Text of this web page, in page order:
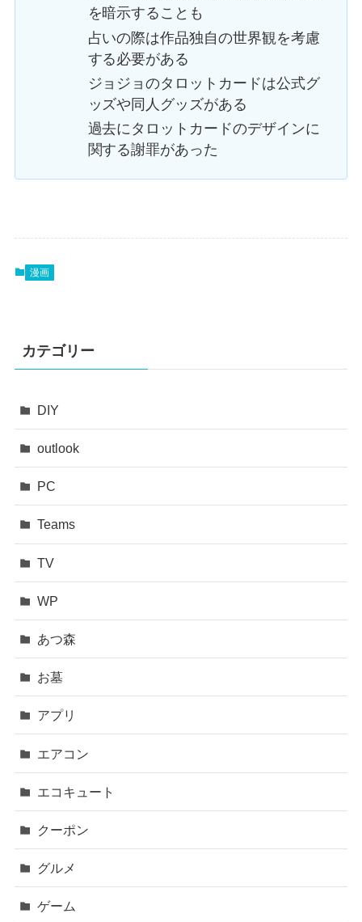
を暗示することも
占いの際は作品独自の世界観を考慮
する必要がある
ジョジョのタロットカードは公式グ
ッズや同人グッズがある
過去にタロットカードのデザインに
関する謝罪があった
漫画
カテゴリー
DIY
outlook
PC
Teams
TV
WP
あつ森
お墓
アプリ
エアコン
エコキュート
クーポン
グルメ
ゲーム